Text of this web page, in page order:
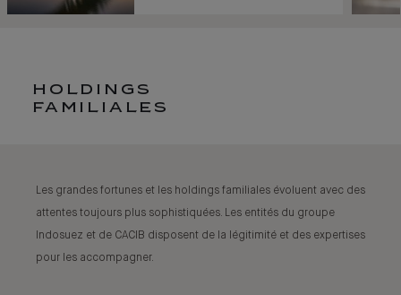
HOLDINGS
FAMILIALES
Les grandes fortunes et les holdings familiales évoluent avec des
attentes toujours plus sophistiquées. Les entités du groupe
Indosuez et de CACIB disposent de la légitimité et des expertises
pour les accompagner.